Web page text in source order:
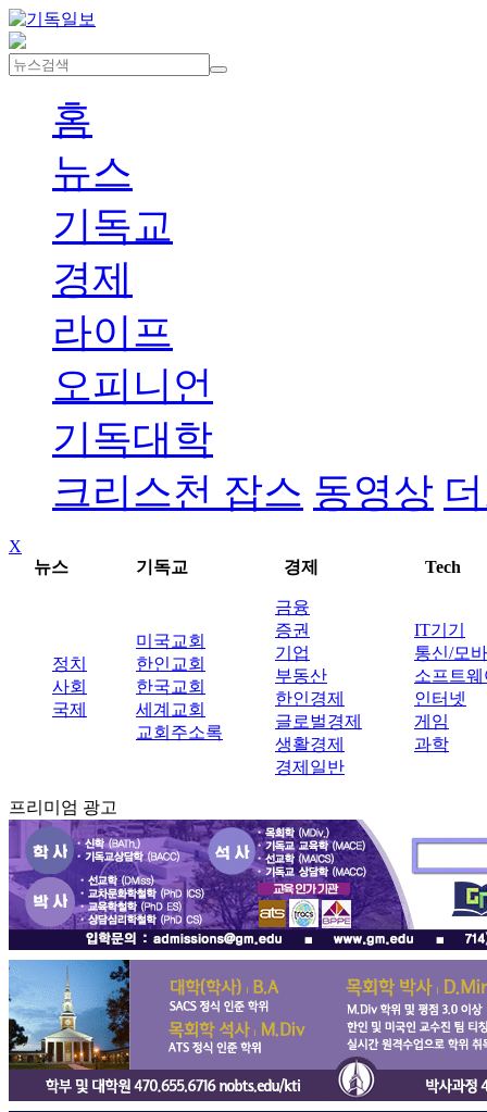
홈
뉴스
기독교
경제
라이프
오피니언
기독대학
크리스천 잡스 동영상
X
뉴스
기독교 경제 Tech
정치
사회
국제
미국교회
한인교회
한국교회
세계교회
교회주소록
금융
증권
기업
부동산
한인경제
글로벌경제
생활경제
경제일반
IT기기
통신/모
소프트웨
인터넷
게임
과학
프리미엄 광고